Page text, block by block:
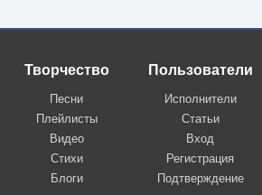
Творчество
Песни
Плейлисты
Видео
Стихи
Блоги
Пользователи
Исполнители
Статьи
Вход
Регистрация
Подтверждение